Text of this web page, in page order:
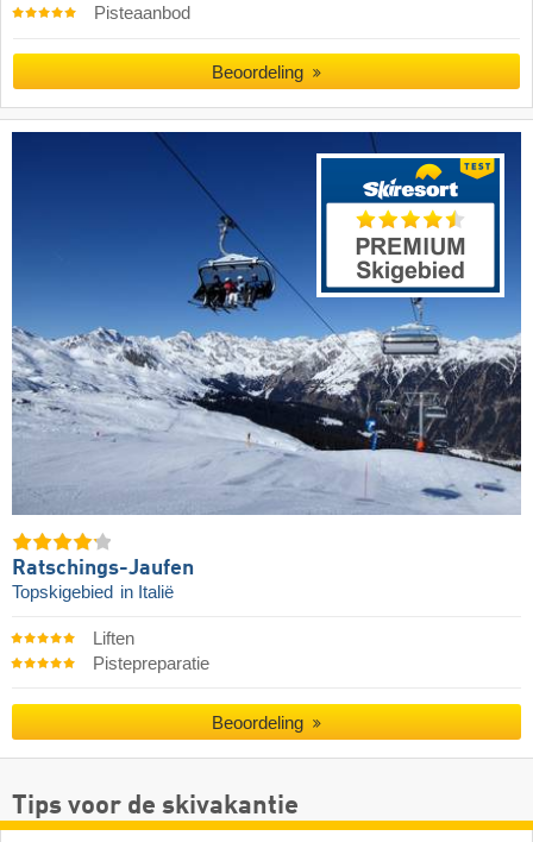
Pisteaanbod
Beoordeling
Ratschings-Jaufen
Topskigebied in Italië
Liften
Pistepreparatie
Beoordeling
Tips voor de skivakantie